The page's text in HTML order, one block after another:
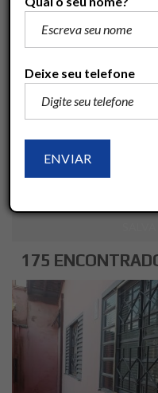
TIPO DO IMÓVEL
BAIRRO
175
Deixe seu telefone